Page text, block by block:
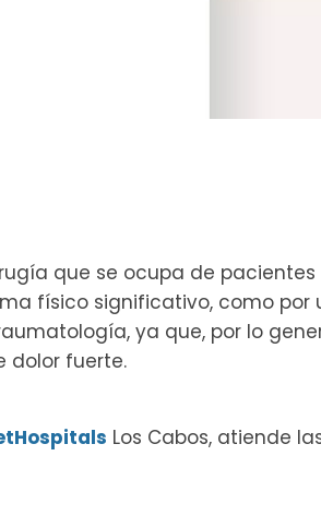
que se ocupa de
físico significativo, como
ya que, por lo
dolor fuerte.
Los Cabos, atiende